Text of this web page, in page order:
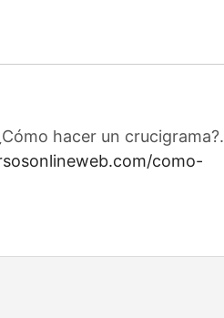
hacer un crucigrama?.
como-